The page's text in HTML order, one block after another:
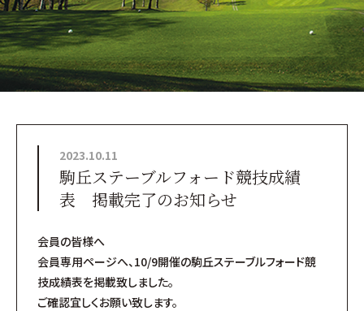
2023.10.11
駒丘ステーブルフォード競技成績
表 掲載完了のお知らせ
会員の皆様へ
会員専用ページへ、10/9開催の駒丘ステーブルフォード競
技成績表を掲載致しました。
ご確認宜しくお願い致します。